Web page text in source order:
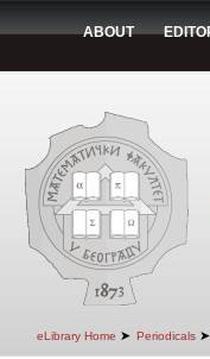
ABOUT
eLibrary Home ➤ Periodicals ➤